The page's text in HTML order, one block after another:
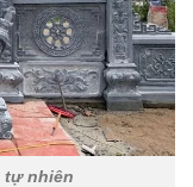
tự nhiên